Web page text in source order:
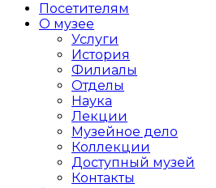
Посетителям
О музее
Услуги
История
Филиалы
Отделы
Наука
Лекции
Музейное дело
Коллекции
Доступный музей
Контакты